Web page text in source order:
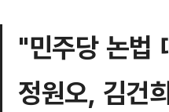
"민주당 논법
정원오, 김건